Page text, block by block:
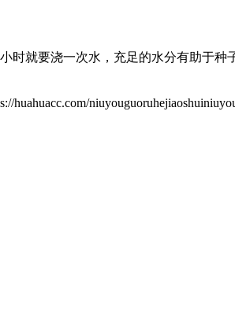
时就要浇一次水，充足的水分有助于